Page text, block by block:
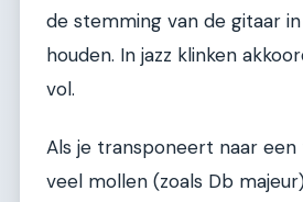
de stemming van de gitaar
houden. In jazz klinken
vol.
Als je transponeert naar
veel mollen (zoals Db